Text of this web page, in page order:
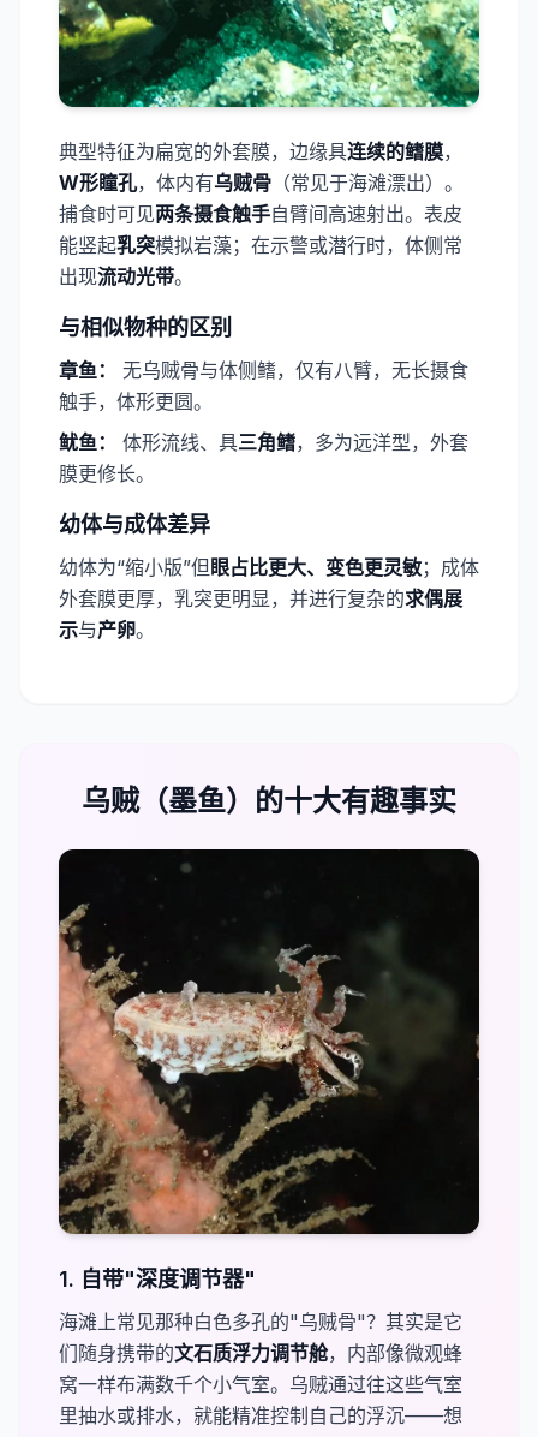
典型特征为扁宽的外套膜，边缘具​连续的鳍膜，
W形瞳孔​，体内有​乌贼骨​ （常见于海滩漂出）。
捕食时可见​两条摄食触手​自臂间高速射出。表皮
能竖起​乳突​模拟岩藻；在示警或潜行时，体侧常
出现​流动光带​。
与相似物种的区别
​章鱼：
无乌贼骨与体侧鳍，仅有八臂，无长摄食
触手，体形更圆。
​鱿鱼：
体形流线、具​​三角鳍，多为远洋型，外套
膜更修长。
幼体与成体差异
幼体为“缩小版”但​ ​眼占比更大、变色更灵敏；成体
外套膜更厚，乳突更明显，并进行复杂的​​求偶展
示与​​产卵。
乌贼（墨鱼）的十大有趣事实
1. 自带"深度调节器"
海滩上常见那种白色多孔的"乌贼骨"？其实是它
们随身携带的​文石质浮力调节舱，内部像微观蜂
窝一样布满数千个小气室。乌贼通过往这些气室
里抽水或排水，就能精准控制自己的浮沉——想